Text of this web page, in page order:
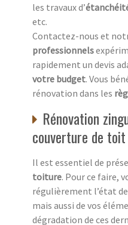
les travaux d’
etc.
Contactez-nous et
professionnels
rapidement un devis
votre budget. Vous
rénovation dans les
Rénovation
couverture de
Il est essentiel de
toiture. Pour ce faire,
régulièrement l’état
mais aussi de vos
dégradation de ces